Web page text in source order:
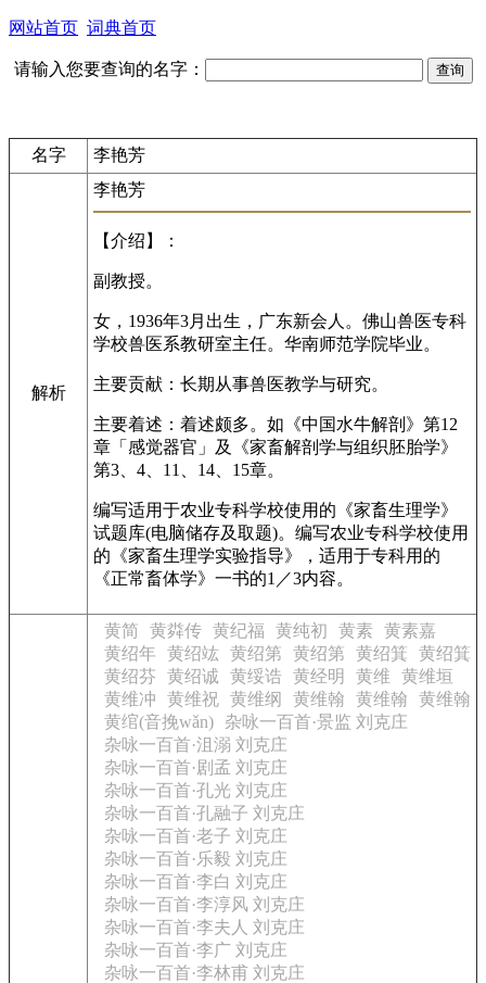
网站首页 词典首页
请输入您要查询的名字：
名字 李艳芳
解析
李艳芳
【介绍】：
副教授。
女，1936年3月出生，广东新会人。佛山兽医专科
学校兽医系教研室主任。华南师范学院毕业。
主要贡献：长期从事兽医教学与研究。
主要着述：着述颇多。如《中国水牛解剖》第12
章「感觉器官」及《家畜解剖学与组织胚胎学》
第3、4、11、14、15章。
编写适用于农业专科学校使用的《家畜生理学》
试题库(电脑储存及取题)。编写农业专科学校使用
的《家畜生理学实验指导》，适用于专科用的
《正常畜体学》一书的1／3内容。
黄简 黄粦传 黄纪福 黄纯初 黄素 黄素嘉
黄绍年
黄绍竑 黄绍第 黄绍第 黄绍箕
黄绍箕
黄绍芬
黄绍诚 黄绥诰 黄经明 黄维
黄维垣
黄维冲
黄维祝 黄维纲 黄维翰 黄维翰
黄维翰
黄绾(音挽wǎn)
杂咏一百首·景监 刘克庄
杂咏一百首·沮溺 刘克庄
杂咏一百首·剧孟 刘克庄
杂咏一百首·孔光 刘克庄
杂咏一百首·孔融子 刘克庄
杂咏一百首·老子 刘克庄
杂咏一百首·乐毅 刘克庄
杂咏一百首·李白 刘克庄
杂咏一百首·李淳风 刘克庄
杂咏一百首·李夫人 刘克庄
杂咏一百首·李广 刘克庄
杂咏一百首·李林甫 刘克庄